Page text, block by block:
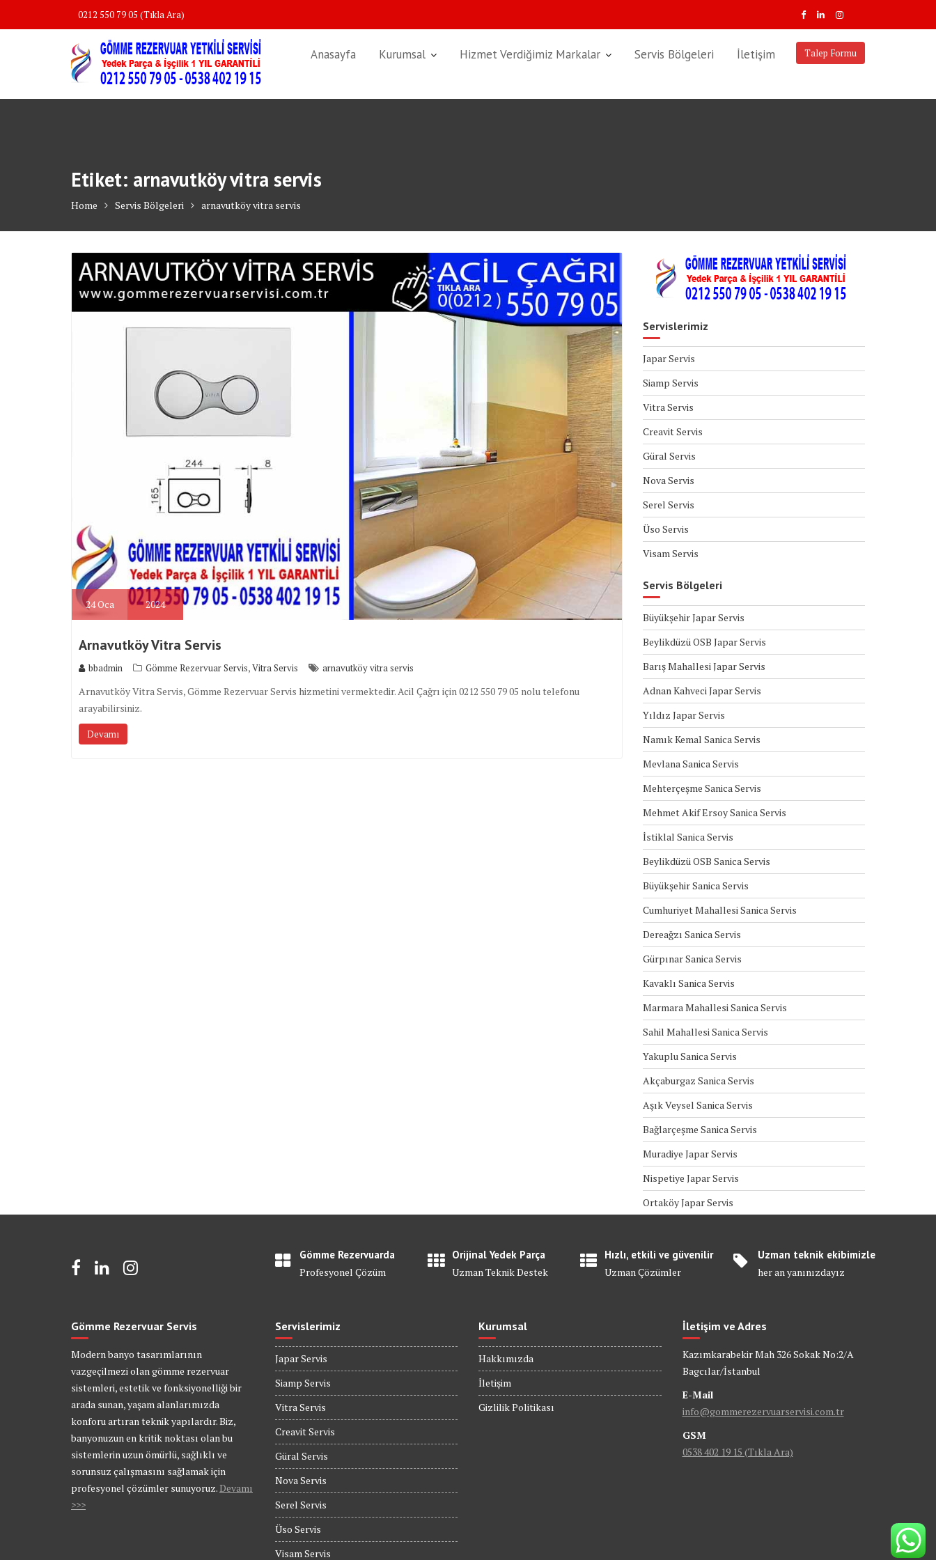
0212 550 79 05 (Tıkla Ara)
Talep Formu
Anasayfa Kurumsal Hizmet Verdiğimiz Markalar Servis Bölgeleri İletişim
Etiket: arnavutköy vitra servis
Home Servis Bölgeleri arnavutköy vitra servis
24Oca 2024
Arnavutköy Vitra Servis
bbadmin Gömme Rezervuar Servis,Vitra Servis arnavutköy vitra servis
Arnavutköy Vitra Servis, Gömme Rezervuar Servis hizmetini vermektedir. Acil Çağrı için 0212 550 79 05 nolu telefonu
arayabilirsiniz.
Devamı
Servislerimiz
Japar Servis
Siamp Servis
Vitra Servis
Creavit Servis
Güral Servis
Nova Servis
Serel Servis
Üso Servis
Visam Servis
Servis Bölgeleri
Büyükşehir Japar Servis
Beylikdüzü OSB Japar Servis
Barış Mahallesi Japar Servis
Adnan Kahveci Japar Servis
Yıldız Japar Servis
Namık Kemal Sanica Servis
Mevlana Sanica Servis
Mehterçeşme Sanica Servis
Mehmet Akif Ersoy Sanica Servis
İstiklal Sanica Servis
Beylikdüzü OSB Sanica Servis
Büyükşehir Sanica Servis
Cumhuriyet Mahallesi Sanica Servis
Dereağzı Sanica Servis
Gürpınar Sanica Servis
Kavaklı Sanica Servis
Marmara Mahallesi Sanica Servis
Sahil Mahallesi Sanica Servis
Yakuplu Sanica Servis
Akçaburgaz Sanica Servis
Aşık Veysel Sanica Servis
Bağlarçeşme Sanica Servis
Muradiye Japar Servis
Nispetiye Japar Servis
Ortaköy Japar Servis
Gömme Rezervuarda
Profesyonel Çözüm
Orijinal Yedek Parça
Uzman Teknik Destek
Hızlı, etkili ve güvenilir
Uzman Çözümler
Uzman teknik ekibimizle
her an yanınızdayız
Gömme Rezervuar Servis
Modern banyo tasarımlarının
vazgeçilmezi olan gömme rezervuar
sistemleri, estetik ve fonksiyonelliği bir
arada sunan, yaşam alanlarımızda
konforu artıran teknik yapılardır. Biz,
banyonuzun en kritik noktası olan bu
sistemlerin uzun ömürlü, sağlıklı ve
sorunsuz çalışmasını sağlamak için
profesyonel çözümler sunuyoruz.Devamı
>>>
Servislerimiz
Japar Servis
Siamp Servis
Vitra Servis
Creavit Servis
Güral Servis
Nova Servis
Serel Servis
Üso Servis
Visam Servis
Kurumsal
Hakkımızda
İletişim
Gizlilik Politikası
İletişim ve Adres
Kazımkarabekir Mah 326 Sokak No:2/A
Bagcılar/İstanbul
E-Mail
info@gommerezervuarservisi.com.tr
GSM
0538 402 19 15 (Tıkla Ara)